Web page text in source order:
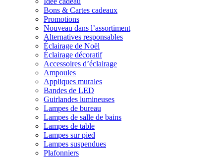
Bons & Cartes cadeaux
Promotions
Nouveau dans l’assortiment
Alternatives responsables
Éclairage de Noël
Éclairage décoratif
Accessoires d’éclairage
Ampoules
Appliques murales
Bandes de LED
Guirlandes lumineuses
Lampes de bureau
Lampes de salle de bains
Lampes de table
Lampes sur pied
Lampes suspendues
Plafonniers